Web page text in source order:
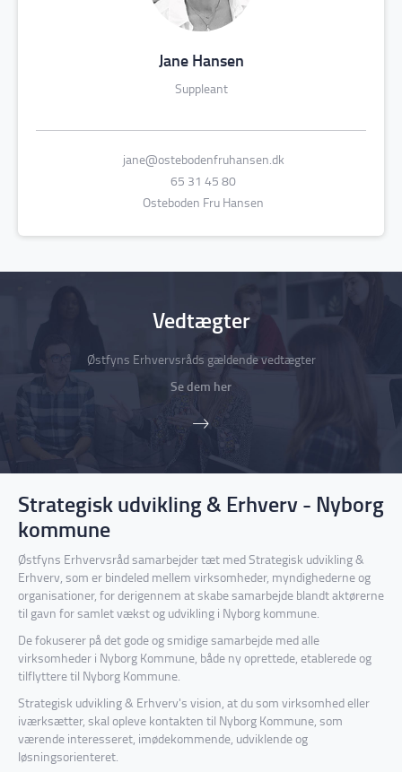
Jane Hansen
Suppleant
jane@ostebodenfruhansen.dk
65 31 45 80
Osteboden Fru Hansen
Vedtægter
Østfyns Erhvervsråds gældende vedtægter
Se dem her
Strategisk udvikling & Erhverv - Nyborg
kommune
Østfyns Erhvervsråd samarbejder tæt med Strategisk udvikling &
Erhverv, som er bindeled mellem virksomheder, myndighederne og
organisationer, for derigennem at skabe samarbejde blandt aktørerne
til gavn for samlet vækst og udvikling i Nyborg kommune.
De fokuserer på det gode og smidige samarbejde med alle
virksomheder i Nyborg Kommune, både ny oprettede, etablerede og
tilflyttere til Nyborg Kommune.
Strategisk udvikling & Erhverv's vision, at du som virksomhed eller
iværksætter, skal opleve kontakten til Nyborg Kommune, som
værende interesseret, imødekommende, udviklende og
løsningsorienteret.